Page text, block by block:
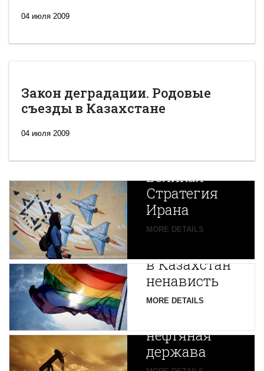
04 июля 2009
Закон деградации. Родовые
съезды в Казахстане
04 июля 2009
Новая
Великая
Стратегия
Ирана
MORE DETAILS
Путин
в Казахстан
ненависть
MORE DETAILS
Центральной
Азии
зарождается
нефтяная
держава